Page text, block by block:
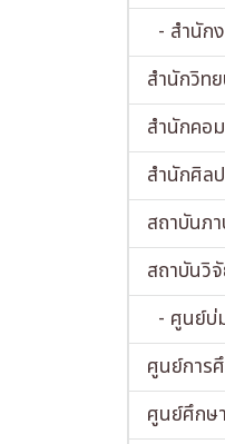
- สำนัก
สำนักวิท
สำนักคอ
สำนักศิล
สถาบันภ
สถาบันวิ
- ศูนย์บ่
ศูนย์การ
ศูนย์ศึกษ